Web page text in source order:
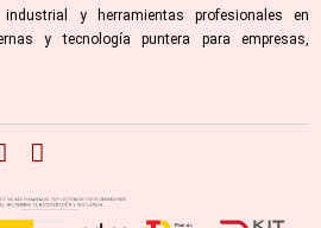
y herramientas profesionales en
y tecnología puntera para empresas,